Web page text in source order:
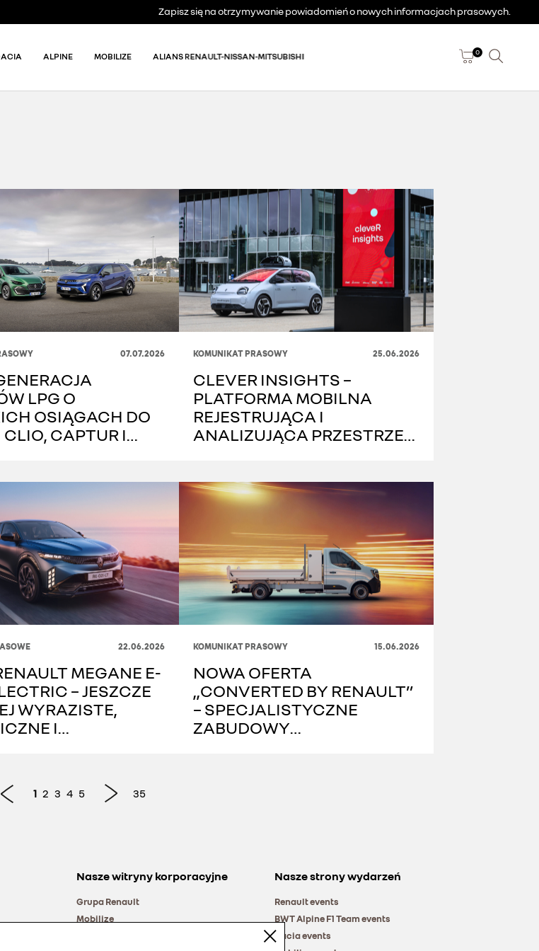
Zapisz się na otrzymywanie powiadomień o nowych informacjach prasowych.
ALPINE MOBILIZE ALIANS RENAULT-NISSAN-MITSUBISHI 0
07.07.2026
LPG O
OSIĄGACH DO
CAPTUR I
KOMUNIKAT PRASOWY 25.06.2026
CLEVER INSIGHTS –
PLATFORMA MOBILNA
REJESTRUJĄCA I
ANALIZUJĄCA PRZESTRZEŃ
22.06.2026
MEGANE E-
– JESZCZE
WYRAZISTE,
I
KOMUNIKAT PRASOWY 15.06.2026
NOWA OFERTA
„CONVERTED BY RENAULT”
– SPECJALISTYCZNE
ZABUDOWY
1 2 3 4 5 35
Nasze witryny korporacyjne
Grupa Renault
Mobilize
Nasze strony wydarzeń
Renault events
BWT Alpine F1 Team events
Dacia events